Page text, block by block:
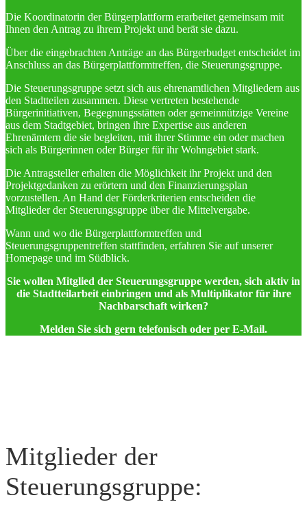
Die Koordinatorin der Bürgerplattform erarbeitet gemeinsam mit
Ihnen den Antrag zu ihrem Projekt und berät sie dazu.
Über die eingebrachten Anträge an das Bürgerbudget entscheidet im
Anschluss an das Bürgerplattformtreffen, die Steuerungsgruppe.
Die Steuerungsgruppe setzt sich aus ehrenamtlichen Mitgliedern aus
den Stadtteilen zusammen. Diese vertreten bestehende
Bürgerinitiativen, Begegnungsstätten oder gemeinnützige Vereine
aus dem Stadtgebiet, bringen ihre Expertise aus anderen
Ehrenämtern die sie begleiten, mit ihrer Stimme ein oder machen
sich als Bürgerinnen oder Bürger für ihr Wohngebiet stark.
Die Antragsteller erhalten die Möglichkeit ihr Projekt und den
Projektgedanken zu erörtern und den Finanzierungsplan
vorzustellen. An Hand der Förderkriterien entscheiden die
Mitglieder der Steuerungsgruppe über die Mittelvergabe.
Wann und wo die Bürgerplattformtreffen und
Steuerungsgruppentreffen stattfinden, erfahren Sie auf unserer
Homepage und im Südblick.
Sie wollen Mitglied der Steuerungsgruppe werden, sich aktiv in
die Stadtteilarbeit einbringen und als Multiplikator für ihre
Nachbarschaft wirken?
Melden Sie sich gern telefonisch oder per E-Mail.
Mitglieder der
Steuerungsgruppe: